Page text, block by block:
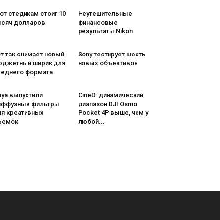
стедикам стоит 10
долларов
Неутешительные
финансовые
результаты Nikon
так снимает новый
ширик для
формата
Sony тестирует шесть
новых объективов
выпустили
фильтры
креативных
CineD: динамический
диапазон DJI Osmo
Pocket 4P выше, чем у
любой...